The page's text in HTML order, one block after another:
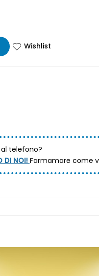
Wishlist
telefono?
DI NOI!Farmamare come